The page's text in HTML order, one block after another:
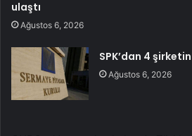
ulaştı
Ağustos 6, 2026
SPK’dan 4
Ağustos 6, 2026